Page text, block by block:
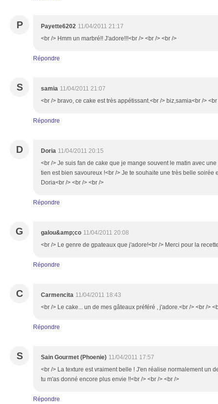
P Payette6202 11/04/2011 21:17
<br /> Hmm un marbré!! J'adore!!!<br /> <br /> <br />
Répondre
S samia 11/04/2011 21:07
<br /> bravo, ce cake est très appétissant.<br /> biz,samia<br /> <br
Répondre
D Doria 11/04/2011 20:15
<br /> Je suis fan de cake que je mange souvent le matin avec
tien est bien savoureux !<br /> Je te souhaite une très belle soirée
Doria<br /> <br /> <br />
Répondre
G galou&amp;co 11/04/2011 20:08
<br /> Le genre de gpateaux que j'adore!<br /> Merci pour la
Répondre
C Carmencita 11/04/2011 18:43
<br /> Le cake... un de mes gâteaux préféré , j'adore.<br /> <br />
Répondre
S Sain Gourmet (Phoenie) 11/04/2011 17:57
<br /> La texture est vraiment belle ! J'en réalise normalement un
tu m'as donné encore plus envie !!<br /> <br /> <br />
Répondre